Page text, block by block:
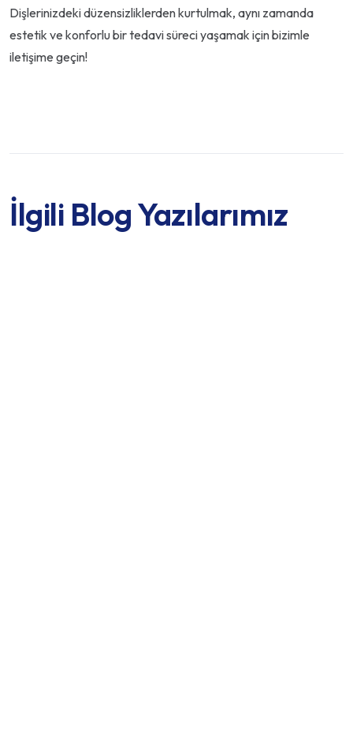
Dişlerinizdeki düzensizliklerden kurtulmak, aynı zamanda
estetik ve konforlu bir tedavi süreci yaşamak için bizimle
iletişime geçin!
İlgili Blog Yazılarımız